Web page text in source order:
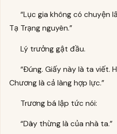
“Lục gia không có chuyện
Tạ Trạng nguyên.”
Lý trưởng gật đầu.
“Đúng. Giấy này là ta viết.
Chương là cả làng hợp lực.”
Trương bá lập tức nói:
“Dây thừng là của nhà ta.”